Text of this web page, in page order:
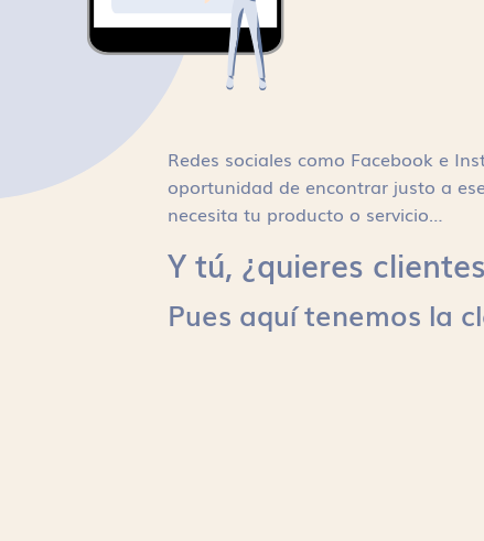
Redes sociales como Facebook e
oportunidad de encontrar justo a
necesita tu producto o servicio…
Y tú, ¿quieres
Pues aquí tenemos la